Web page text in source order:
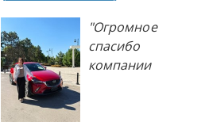
"Огромное
спасибо
компании